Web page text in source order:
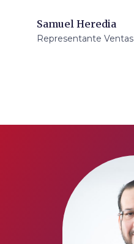
Samuel Heredia
Representante Ventas